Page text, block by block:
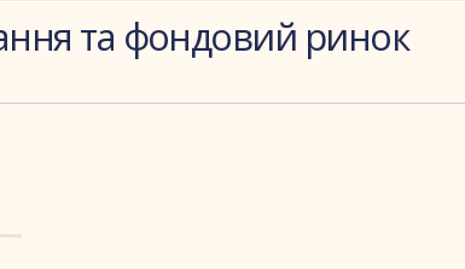
та фондовий ринок